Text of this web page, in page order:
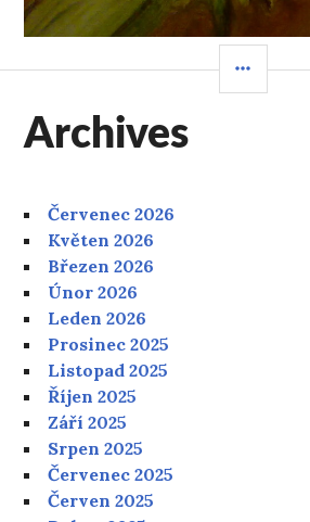
PANEL
Archives
Červenec 2026
Květen 2026
Březen 2026
Únor 2026
Leden 2026
Prosinec 2025
Listopad 2025
Říjen 2025
Září 2025
Srpen 2025
Červenec 2025
Červen 2025